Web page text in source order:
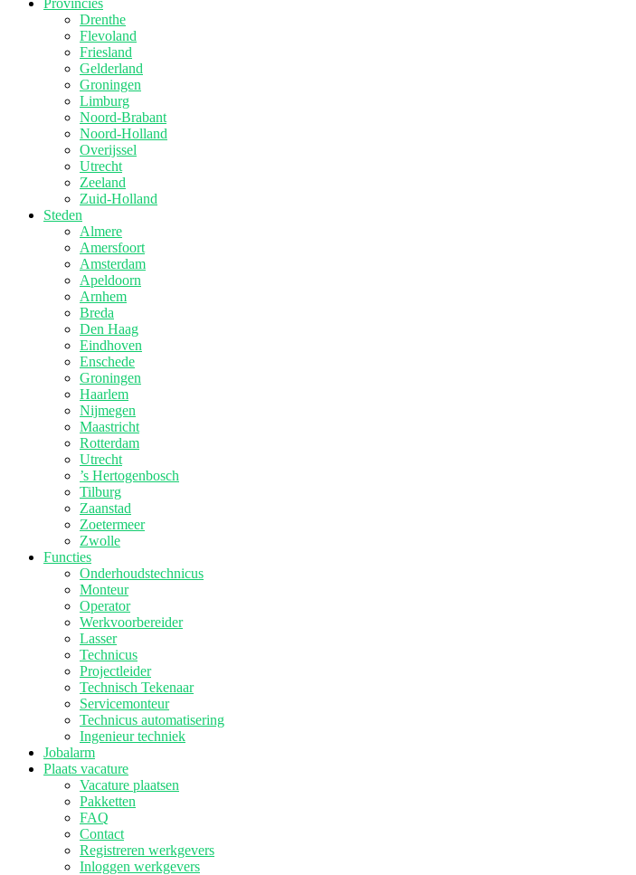
Provincies
Drenthe
Flevoland
Friesland
Gelderland
Groningen
Limburg
Noord-Brabant
Noord-Holland
Overijssel
Utrecht
Zeeland
Zuid-Holland
Steden
Almere
Amersfoort
Amsterdam
Apeldoorn
Arnhem
Breda
Den Haag
Eindhoven
Enschede
Groningen
Haarlem
Nijmegen
Maastricht
Rotterdam
Utrecht
’s Hertogenbosch
Tilburg
Zaanstad
Zoetermeer
Zwolle
Functies
Onderhoudstechnicus
Monteur
Operator
Werkvoorbereider
Lasser
Technicus
Projectleider
Technisch Tekenaar
Servicemonteur
Technicus automatisering
Ingenieur techniek
Jobalarm
Plaats vacature
Vacature plaatsen
Pakketten
FAQ
Contact
Registreren werkgevers
Inloggen werkgevers